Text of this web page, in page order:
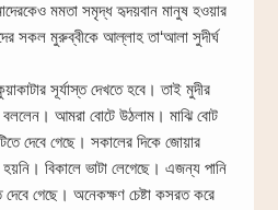
মমতা সমৃদ্ধ হৃদয়বান মানুষ হওয়ার
সকল মুরুব্বীকে আল্লাহ তা‘আলা সুদীর্ঘ
সূর্যাস্ত দেখতে হবে। তাই মুদীর
বললেন। আমরা বোটে উঠলাম। মাঝি বোট
দেবে গেছে। সকালের দিকে জোয়ার
বিকালে ভাটা লেগেছে। এজন্য পানি
গেছে। অনেকক্ষণ চেষ্টা কসরত করে